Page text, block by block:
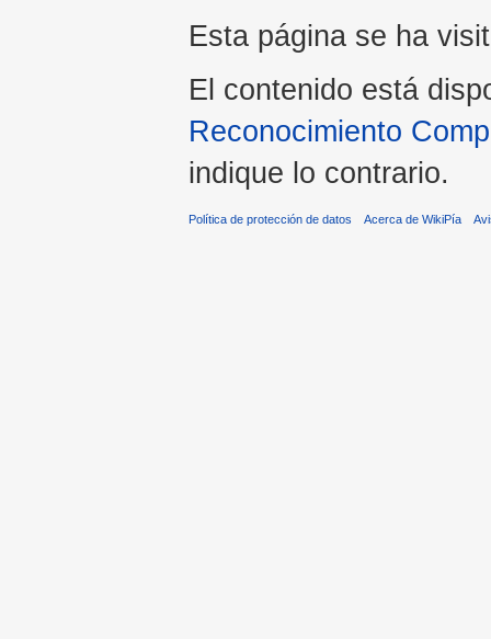
Esta página se ha
El contenido está
Reconocimiento
indique lo contrario.
Política de protección de datos Acerca de WikiPía